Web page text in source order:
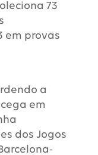
73
em provas
a
em
dos Jogos